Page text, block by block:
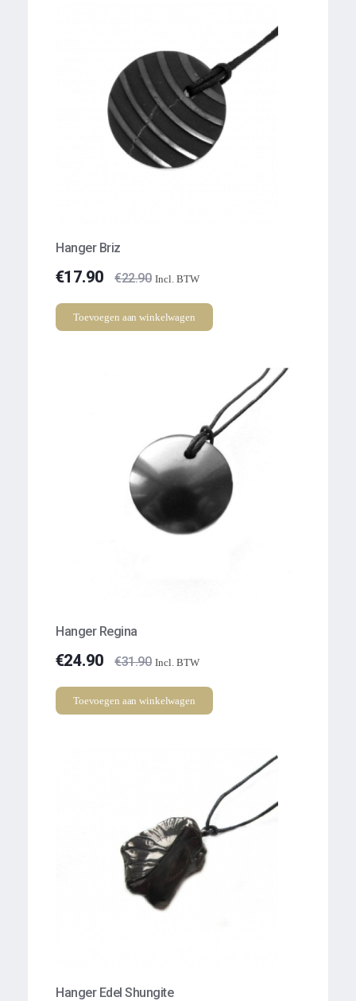
Hanger Briz
€17.90 €22.90 Incl. BTW
Toevoegen aan winkelwagen
Hanger Regina
€24.90 €31.90 Incl. BTW
Toevoegen aan winkelwagen
Hanger Edel Shungite